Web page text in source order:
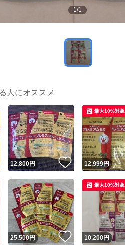
1/1
人にオススメ
いね！
12,800円 いいね！
12,999円
最大10%対象
いね！
25,500円 いいね！
10,200円
最大10%対象